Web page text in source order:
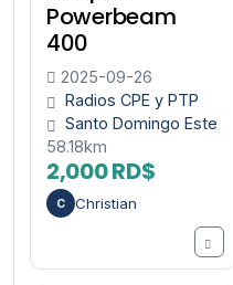
Powerbeam
400
2025-09-26
Radios CPE y PTP
Santo Domingo Este
58.18km
2,000 RD$
C Christian